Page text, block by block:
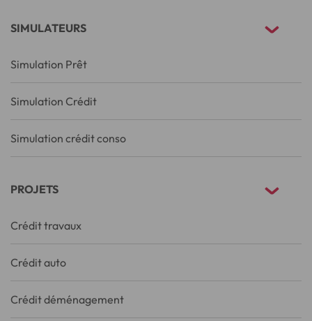
SIMULATEURS
Simulation Prêt
Simulation Crédit
Simulation crédit conso
PROJETS
Crédit travaux
Crédit auto
Crédit déménagement